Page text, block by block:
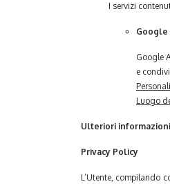
I servizi
Google
Google
e
Luogo
Ulteriori
Privacy Policy
L’Utente, compilando